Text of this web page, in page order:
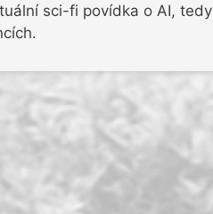
sci-fi povídka o AI, tedy